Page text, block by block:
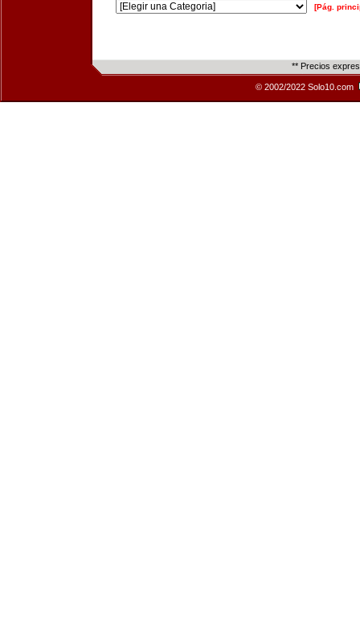
[Pág.
** Precios
© 2002/2022 Solo10.com